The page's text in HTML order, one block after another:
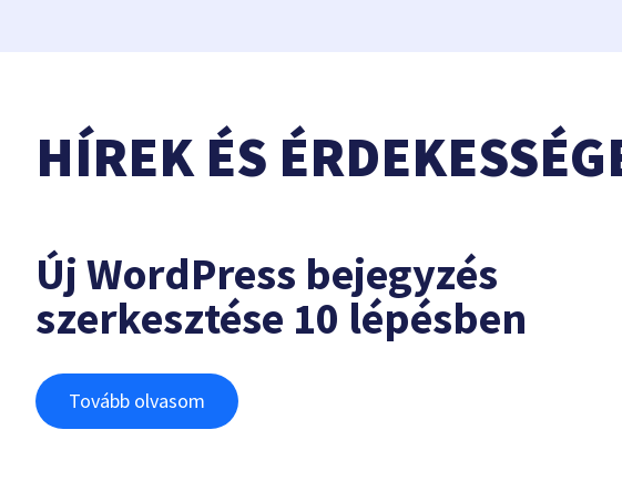
HÍREK ÉS
Új WordPress bejegyzés
szerkesztése 10 lépésben
Tovább olvasom